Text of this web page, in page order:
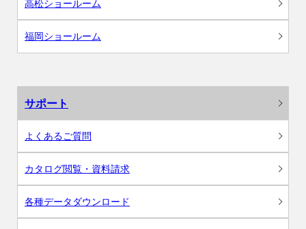
高松ショールーム
福岡ショールーム
サポート
よくあるご質問
カタログ閲覧・資料請求
各種データダウンロード